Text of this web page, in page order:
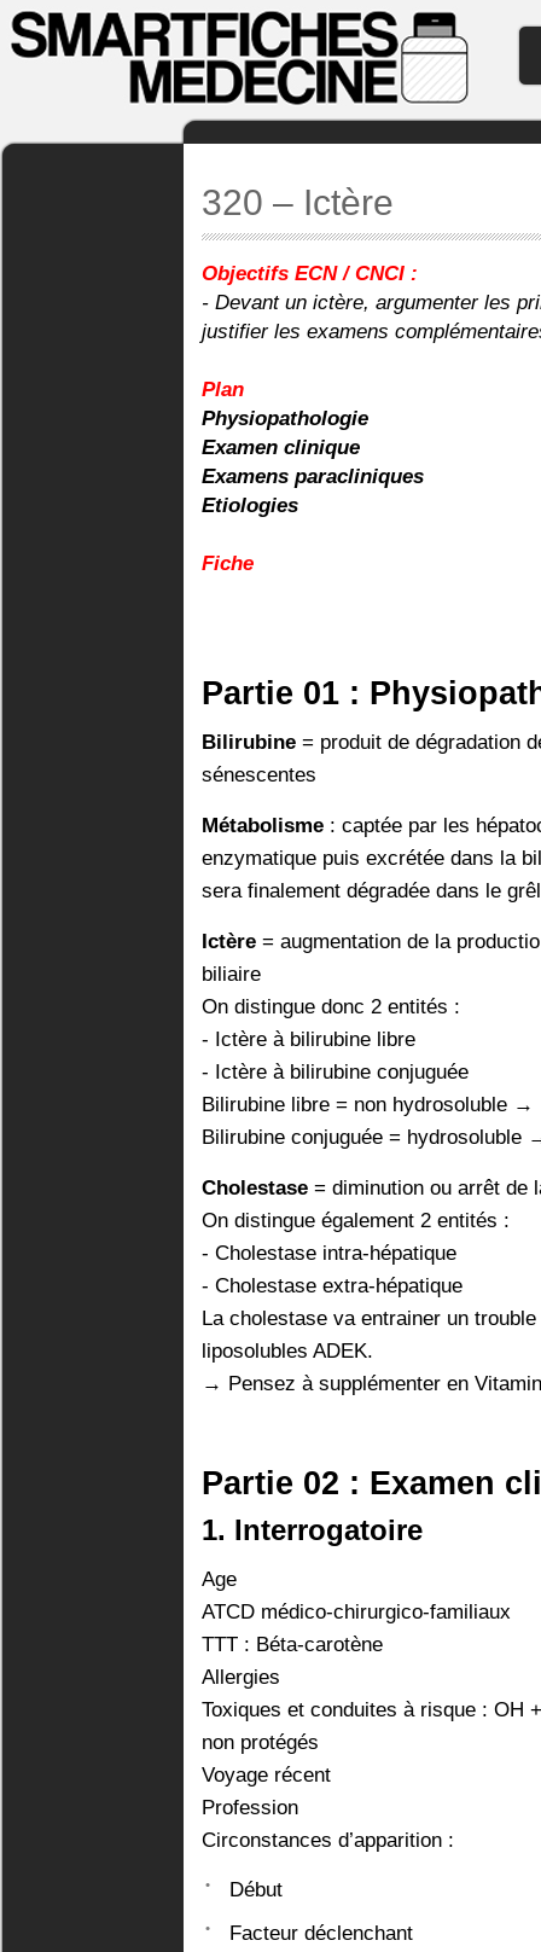
320 – Ictère
Objectifs ECN / CNCI :
- Devant un ictère, argumenter les
justifier les examens
Plan
Physiopathologie
Examen clinique
Examens paracliniques
Etiologies
Fiche
Partie 01 :
Bilirubine = produit de dégradation
sénescentes
Métabolisme : captée par les
enzymatique puis excrétée dans la
sera finalement dégradée dans le
Ictère = augmentation de la
biliaire
On distingue donc 2 entités :
- Ictère à bilirubine libre
- Ictère à bilirubine conjuguée
Bilirubine libre = non hydrosoluble
Bilirubine conjuguée = hydrosoluble
Cholestase = diminution ou arrêt de
On distingue également 2 entités :
- Cholestase intra-hépatique
- Cholestase extra-hépatique
La cholestase va entrainer un
liposolubles ADEK.
→ Pensez à supplémenter en
Partie 02 : Examen
1. Interrogatoire
Age
ATCD médico-chirurgico-familiaux
TTT : Béta-carotène
Allergies
Toxiques et conduites à risque : OH
non protégés
Voyage récent
Profession
Circonstances d’apparition :
Début
Facteur déclenchant